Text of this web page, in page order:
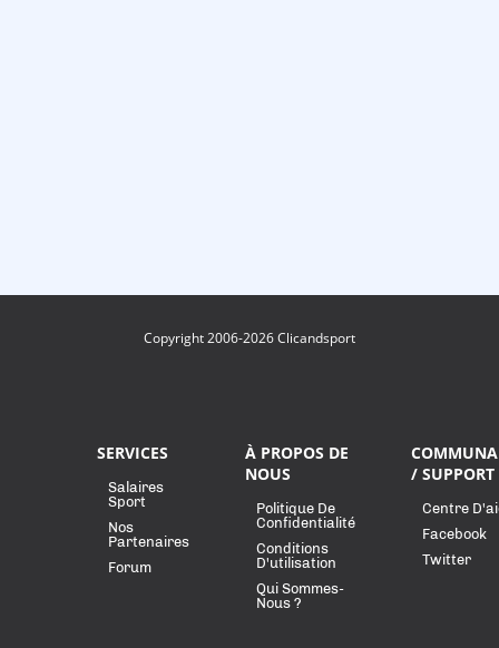
Copyright 2006-2026 Clicandsport
SERVICES
Salaires
Sport
Nos
Partenaires
Forum
À PROPOS DE
NOUS
Politique De
Confidentialité
Conditions
D'utilisation
Qui Sommes-
Nous ?
/ SUPPORT
Centre
Facebook
Twitter